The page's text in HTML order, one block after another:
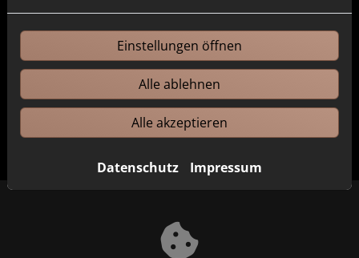
Weiterlesen
Einstellungen öffnen
Alle ablehnen
Alle akzeptieren
Datenschutz Impressum